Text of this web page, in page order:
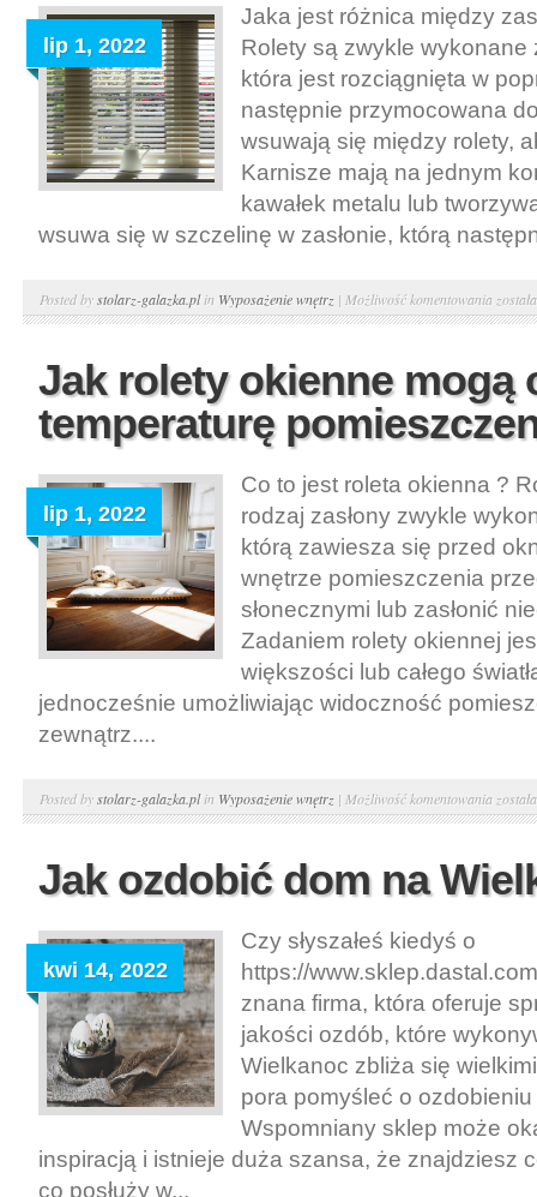
w
lip 1, 2022
Jaka jest różnica między
Rolety są zwykle wykonane
która jest rozciągnięta w
następnie przymocowana
wsuwają się między rolety,
Karnisze mają na jednym
kawałek metalu lub
wsuwa się w szczelinę w zasłonie, którą
Posted bystolarz-galazka.plin Wyposażenie wnętrz | Możliwość komentowania Plisy,
żaluzje,
Jakie
Jak rolety okienne mogą
temperaturę
lip 1, 2022
Co to jest roleta okienna ?
rodzaj zasłony zwykle
którą zawiesza się przed
wnętrze pomieszczenia
słonecznymi lub zasłonić
Zadaniem rolety okiennej
większości lub całego
jednocześnie umożliwiając widoczność
zewnątrz....
Posted bystolarz-galazka.plin Wyposażenie wnętrz | Możliwość komentowania Jak
rolety
mogą
?
Jak ozdobić dom na
kwi 14, 2022
Czy słyszałeś kiedyś o
https://
znana firma, która oferuje
jakości ozdób, które
Wielkanoc zbliża się
pora pomyśleć o
Wspomniany sklep może
inspiracją i istnieje duża szansa, że znajdziesz
co posłuży w...